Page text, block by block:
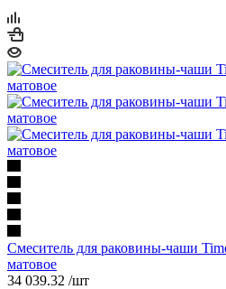
Смеситель для раковины-чаши
матовое
34 039.32 /шт